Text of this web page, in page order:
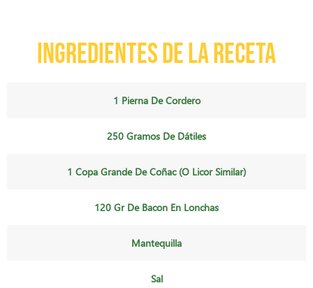
Ingredientes de la receta
1 Pierna De Cordero
250 Gramos De Dátiles
1 Copa Grande De Coñac (o Licor Similar)
120 Gr De Bacon En Lonchas
Mantequilla
Sal